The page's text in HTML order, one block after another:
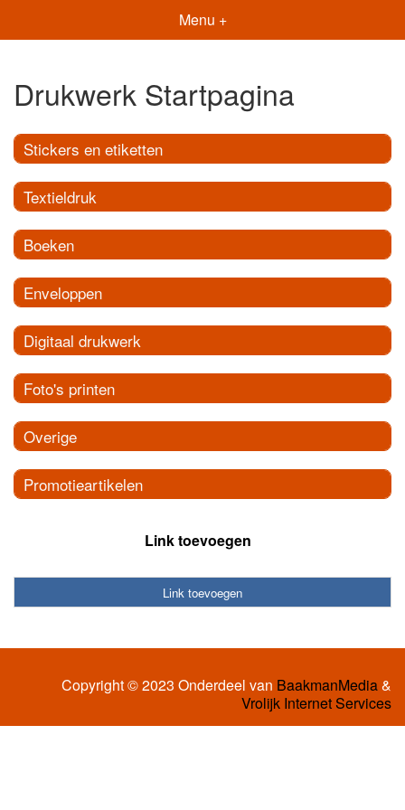
Menu +
Drukwerk Startpagina
Stickers en etiketten
Textieldruk
Boeken
Enveloppen
Digitaal drukwerk
Foto's printen
Overige
Promotieartikelen
Link toevoegen
Link toevoegen
Copyright © 2023 Onderdeel van BaakmanMedia&
Vrolijk Internet Services